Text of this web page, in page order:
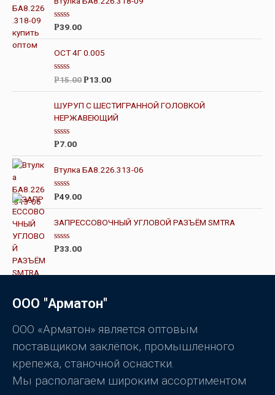
О
е
н
к
а
и
з
Р39.00
ОСТ 4Г 0.005
О
е
н
к
а
и
з
5
Р15.00 Р13.00
ШУРУП С ШЕСТИГРАННОЙ ГОЛОВКОЙ
НЕРЖАВЕЮЩИЙ
О
е
н
к
а
и
з
Р7.00
Втулка БА8.226.313-06
О
е
н
к
а
и
Р49.00
ЗАПРЕССОВОЧНЫЙ УГЛОВОЙ РАЗЪЁМ SMTRA
О
и
з
Р33.00
ООО "Арматон"
ООО «Арматон» является оптовым
поставщиком заклёпок, промышленного
крепежа, станочной оснастки.
Мы располагаем широким ассортиментом